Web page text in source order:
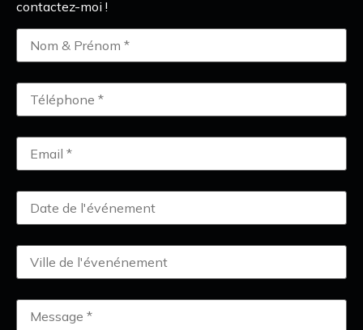
contactez-moi !